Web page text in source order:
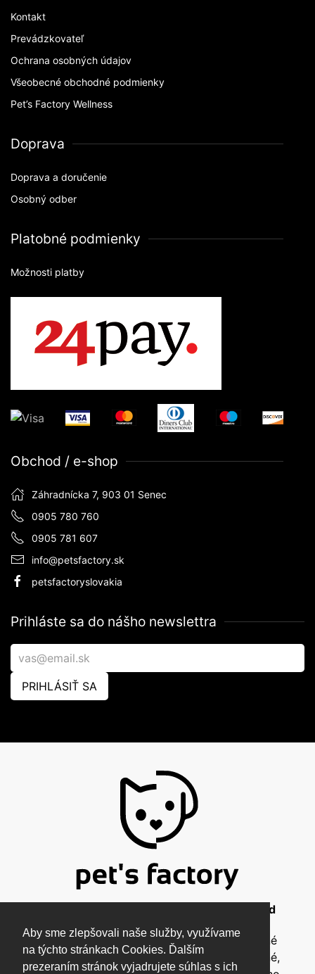
Aby sme zlepšovali naše služby, využívame
na týchto stránkach Cookies. Ďalším
prezeraním stránok vyjadrujete súhlas s ich
Kontakt
Prevádzkovateľ
Ochrana osobných údajov
Všeobecné obchodné podmienky
Pet’s Factory Wellness
Doprava
Doprava a doručenie
Osobný odber
Platobné podmienky
Možnosti platby
Obchod / e-shop
Záhradnícka 7, 903 01 Senec
0905 780 760
0905 781 607
info@petsfactory.sk
petsfactoryslovakia
Prihláste sa do nášho newslettra
PRIHLÁSIŤ SA
© 2026 Pet's Factory - All Rights Reserved
Táto stránka a všetky jej súčasti sú chránené
autorským zákonom a nesmú byť kopírované,